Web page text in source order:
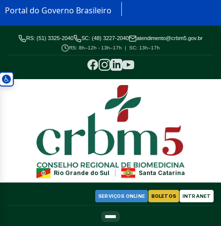
Portal do Governo Brasileiro
RS: (51) 3325-2040 SC: (48) 3227-2040 atendimento@crbm5.gov.br
RS: 8h–12h - 13h–17h | SC: 13h–17h
Rio Grande do Sul Santa Catarina
SERVIÇOS ONLINE BOLETOS INTRANET